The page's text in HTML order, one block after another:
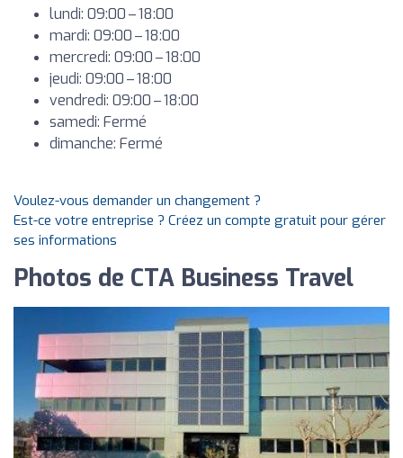
lundi: 09:00 – 18:00
mardi: 09:00 – 18:00
mercredi: 09:00 – 18:00
jeudi: 09:00 – 18:00
vendredi: 09:00 – 18:00
samedi: Fermé
dimanche: Fermé
Voulez-vous demander un changement ?
Est-ce votre entreprise ? Créez un compte gratuit pour gérer
ses informations
Photos de CTA Business Travel